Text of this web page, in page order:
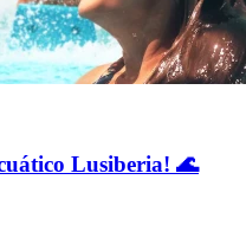
Lusiberia! 🌊